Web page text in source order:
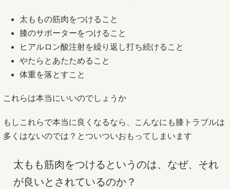
太ももの筋肉をつけること
膝のサポーターをつけること
ヒアルロン酸注射を繰り返し打ち続けること
やたらとあたためること
体重を落とすこと
これらは本当にいいのでしょうか
もしこれらで本当に良くなるなら、こんなにも膝トラブルは
多くはないのでは？とついついおもってしまいます
太もも筋肉をつけるというのは、なぜ、それ
が良いとされているのか？